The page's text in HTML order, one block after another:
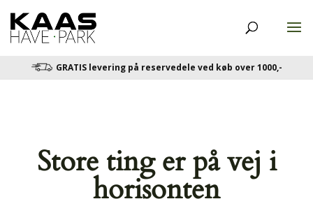
GRATIS levering på reservedele ved køb over 1000,-
Store ting er på vej i
horisonten